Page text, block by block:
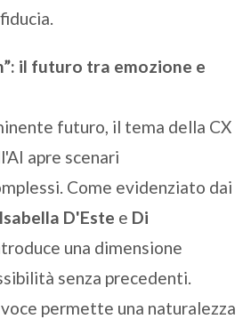
il futuro tra emozione e
futuro, il tema della CX
apre scenari
Come evidenziato dai
D'Este e Di
una dimensione
senza precedenti.
voce permette una naturalezza